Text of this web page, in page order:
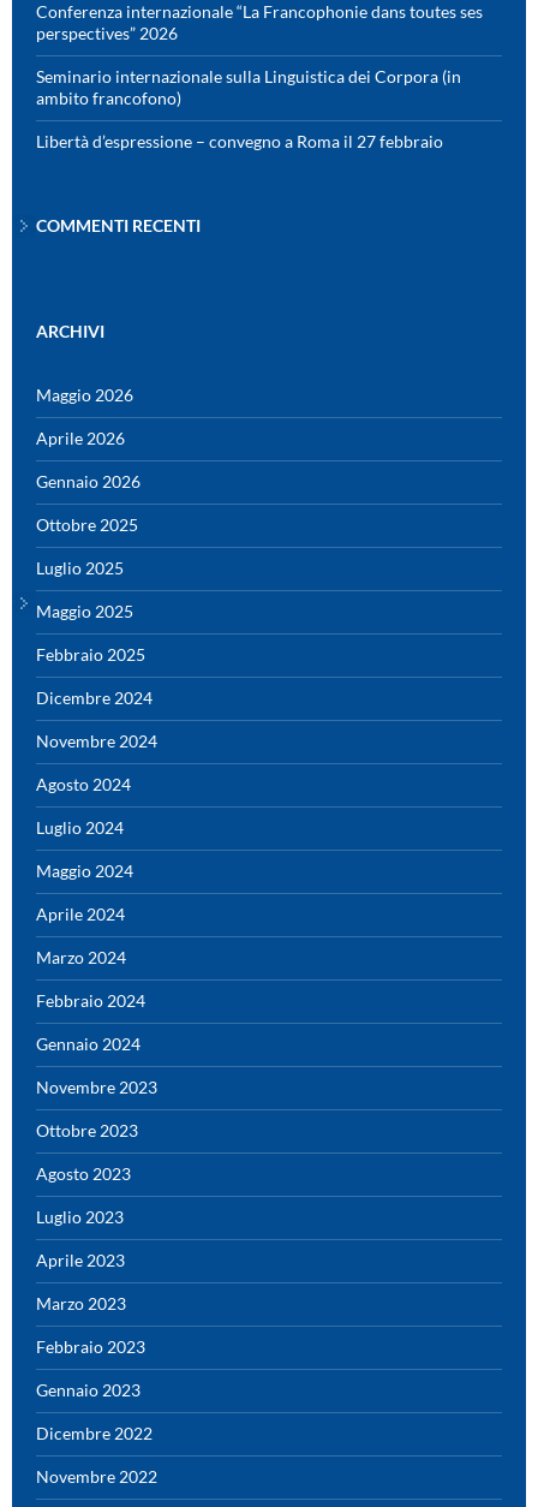
Conferenza internazionale “La Francophonie dans toutes ses
perspectives” 2026
Seminario internazionale sulla Linguistica dei Corpora (in
ambito francofono)
Libertà d’espressione – convegno a Roma il 27 febbraio
COMMENTI RECENTI
ARCHIVI
Maggio 2026
Aprile 2026
Gennaio 2026
Ottobre 2025
Luglio 2025
Maggio 2025
Febbraio 2025
Dicembre 2024
Novembre 2024
Agosto 2024
Luglio 2024
Maggio 2024
Aprile 2024
Marzo 2024
Febbraio 2024
Gennaio 2024
Novembre 2023
Ottobre 2023
Agosto 2023
Luglio 2023
Aprile 2023
Marzo 2023
Febbraio 2023
Gennaio 2023
Dicembre 2022
Novembre 2022